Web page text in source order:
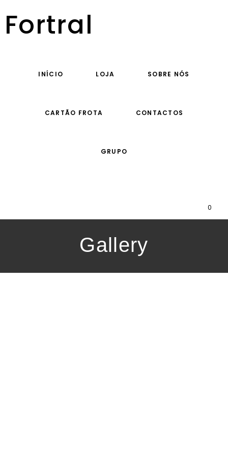
Fortral
INÍCIO LOJA SOBRE NÓS
CARTÃO FROTA CONTACTOS
GRUPO
0
Gallery